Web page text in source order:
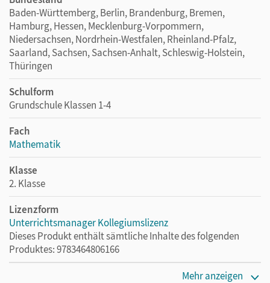
Baden-Württemberg, Berlin, Brandenburg, Bremen,
Hamburg, Hessen, Mecklenburg-Vorpommern,
Niedersachsen, Nordrhein-Westfalen, Rheinland-Pfalz,
Saarland, Sachsen, Sachsen-Anhalt, Schleswig-Holstein,
Thüringen
Schulform
Grundschule Klassen 1-4
Fach
Mathematik
Klasse
2. Klasse
Lizenzform
Unterrichtsmanager Kollegiumslizenz
Dieses Produkt enthält sämtliche Inhalte des folgenden
Produktes: 9783464806166
Mehr anzeigen